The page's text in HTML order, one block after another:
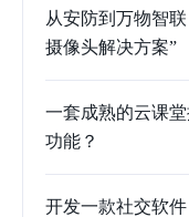
从安防到万物智
摄像头解决方案”
一套成熟的云课
功能？
开发一款社交软